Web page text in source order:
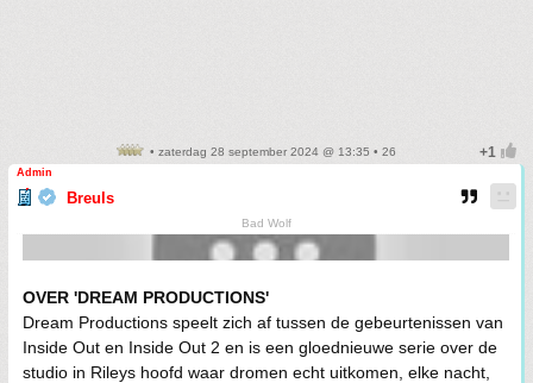
• zaterdag 28 september 2024 @ 13:35 • 26
Admin
Breuls
Bad Wolf
OVER 'DREAM PRODUCTIONS'
Dream Productions speelt zich af tussen de gebeurtenissen van
Inside Out en Inside Out 2 en is een gloednieuwe serie over de
studio in Rileys hoofd waar dromen echt uitkomen, elke nacht,